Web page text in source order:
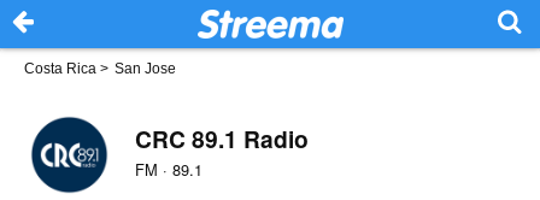
Costa Rica > San Jose
CRC 89.1 Radio
FM · 89.1